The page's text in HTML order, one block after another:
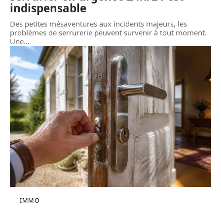
indispensable
Des petites mésaventures aux incidents majeurs, les
problèmes de serrurerie peuvent survenir à tout moment.
Une…
IMMO